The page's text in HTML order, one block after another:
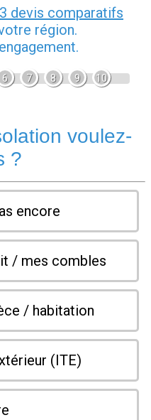
3 devis comparatifs
région.
6 7 8 9 10
voulez-
?
encore
/ mes combles
/ habitation
(ITE)